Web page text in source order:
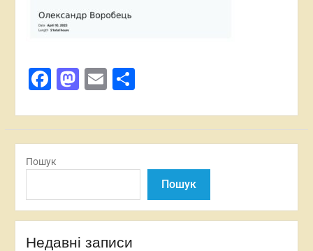
Facebook
Mastodon
EmailПоділитися
Пошук
Пошук
Недавні записи